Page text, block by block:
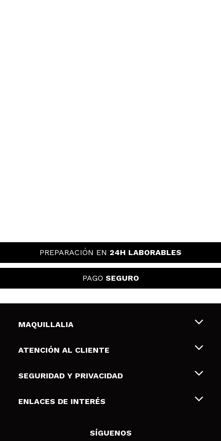
PREPARACIÓN EN 24H LABORABLES
PAGO SEGURO
MAQUILLALIA
Sobre nosotros
Tarjetas de Regalo
ATENCIÓN AL CLIENTE
Envíos y devoluciones
Formas de pago
SEGURIDAD Y PRIVACIDAD
Terminos y condiciones de uso
Política de cookies
ENLACES DE INTERÉS
SÍGUENOS